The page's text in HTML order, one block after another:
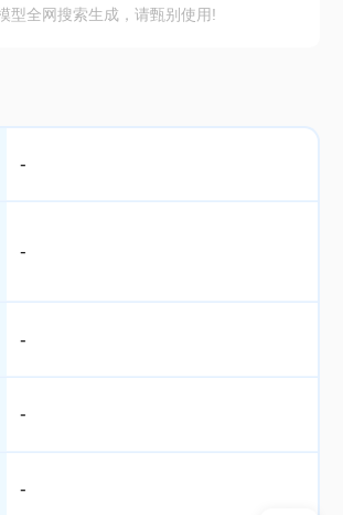
型全网搜索生成，请甄别使用!
-
-
-
-
-